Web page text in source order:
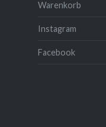
Warenkorb
Instagram
Facebook